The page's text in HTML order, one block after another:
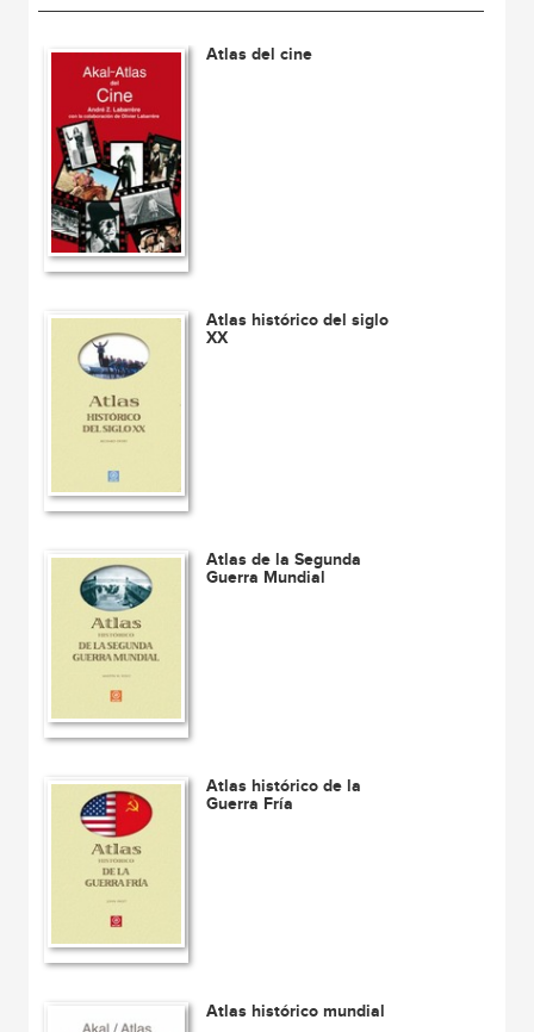
Atlas del cine
Atlas histórico del siglo
XX
Atlas de la Segunda
Guerra Mundial
Atlas histórico de la
Guerra Fría
Atlas histórico mundial